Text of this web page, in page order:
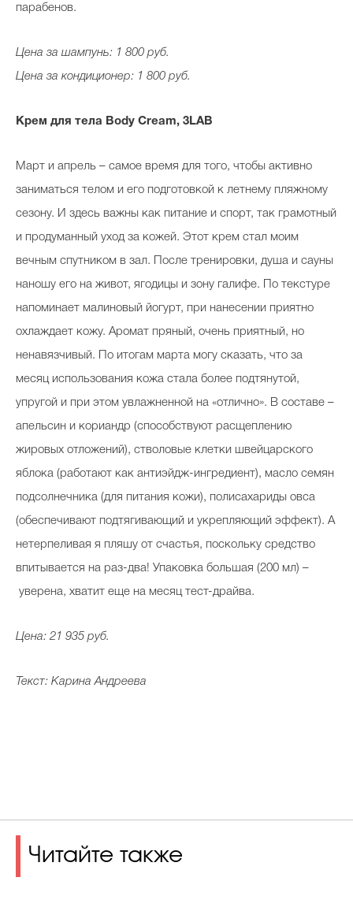
парабенов.
Цена за шампунь: 1 800 руб.
Цена за кондиционер: 1 800 руб.
Крем для тела Body Cream, 3LAB
Март и апрель – самое время для того, чтобы активно
заниматься телом и его подготовкой к летнему пляжному
сезону. И здесь важны как питание и спорт, так грамотный
и продуманный уход за кожей. Этот крем стал моим
вечным спутником в зал. После тренировки, душа и сауны
наношу его на живот, ягодицы и зону галифе. По текстуре
напоминает малиновый йогурт, при нанесении приятно
охлаждает кожу. Аромат пряный, очень приятный, но
ненавязчивый. По итогам марта могу сказать, что за
месяц использования кожа стала более подтянутой,
упругой и при этом увлажненной на «отлично». В составе –
апельсин и кориандр (способствуют расщеплению
жировых отложений), стволовые клетки швейцарского
яблока (работают как антиэйдж-ингредиент), масло семян
подсолнечника (для питания кожи), полисахариды овса
(обеспечивают подтягивающий и укрепляющий эффект). А
нетерпеливая я пляшу от счастья, поскольку средство
впитывается на раз-два! Упаковка большая (200 мл) –
уверена, хватит еще на месяц тест-драйва.
Цена: 21 935 руб.
Текст: Карина Андреева
Читайте также